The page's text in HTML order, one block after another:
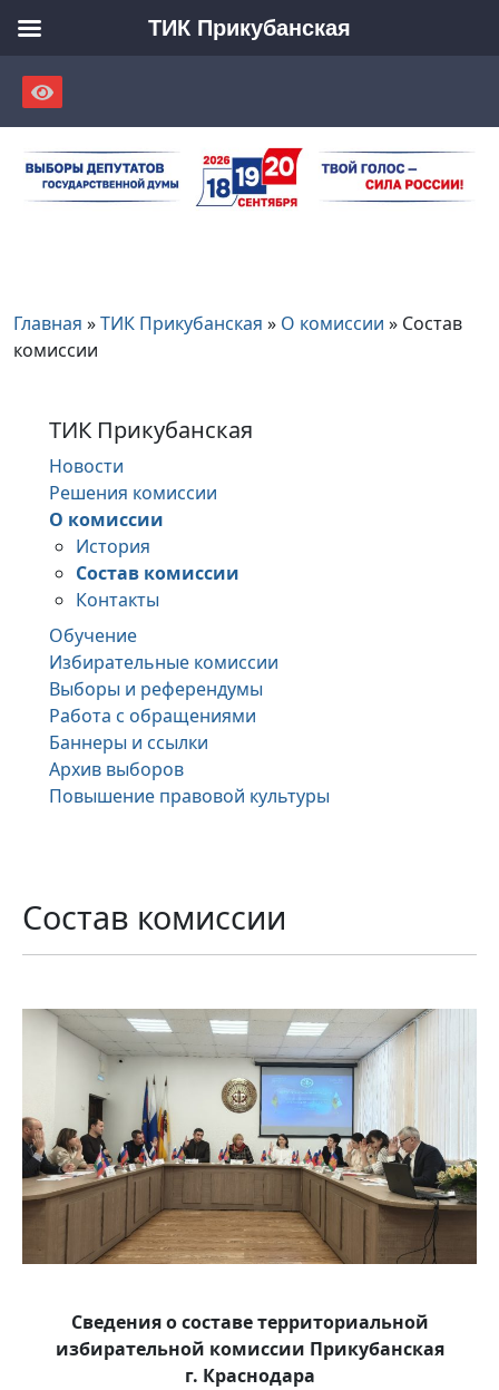
content
Главная »ТИК Прикубанская » О комиссии » Состав
комиссии
ТИК Прикубанская
Новости
Решения комиссии
О комиссии
История
Состав комиссии
Контакты
Обучение
Избирательные комиссии
Выборы и референдумы
Работа с обращениями
Баннеры и ссылки
Архив выборов
Повышение правовой культуры
Состав комиссии
Сведения о составе территориальной
избирательной комиссии Прикубанская
г. Краснодара
ТИК Прикубанская